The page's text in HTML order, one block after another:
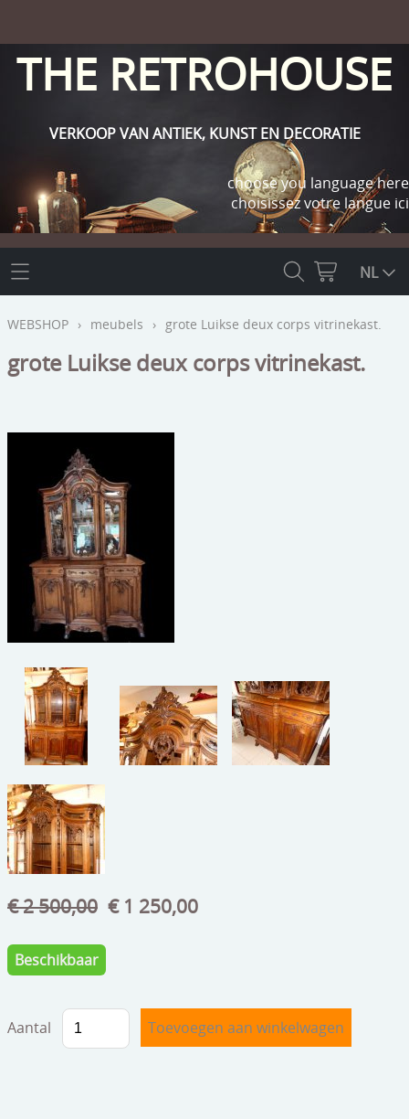
THE RETROHOUSE
VERKOOP VAN ANTIEK, KUNST EN DECORATIE
choose you language here
choisissez votre langue ici
THE RETROHOUSE
WEBSHOP
OUTLET
beelden
meubels
reclamevoorwerpen/merken
curiosa
schilderijen
porselein/aardewerk
medailles/munten/bankbiljetten
ets/tekening/litho/gravure
glaswerk
lamp/luchter
speelgoed
zilverwerk
klokken
spiegels
tapijten
boeken
geschenkcheques
INFO
CONTACT
NL
WEBSHOP › meubels › grote Luikse deux corps vitrinekast.
grote Luikse deux corps vitrinekast.
€ 2 500,00 € 1 250,00
Beschikbaar
Aantal